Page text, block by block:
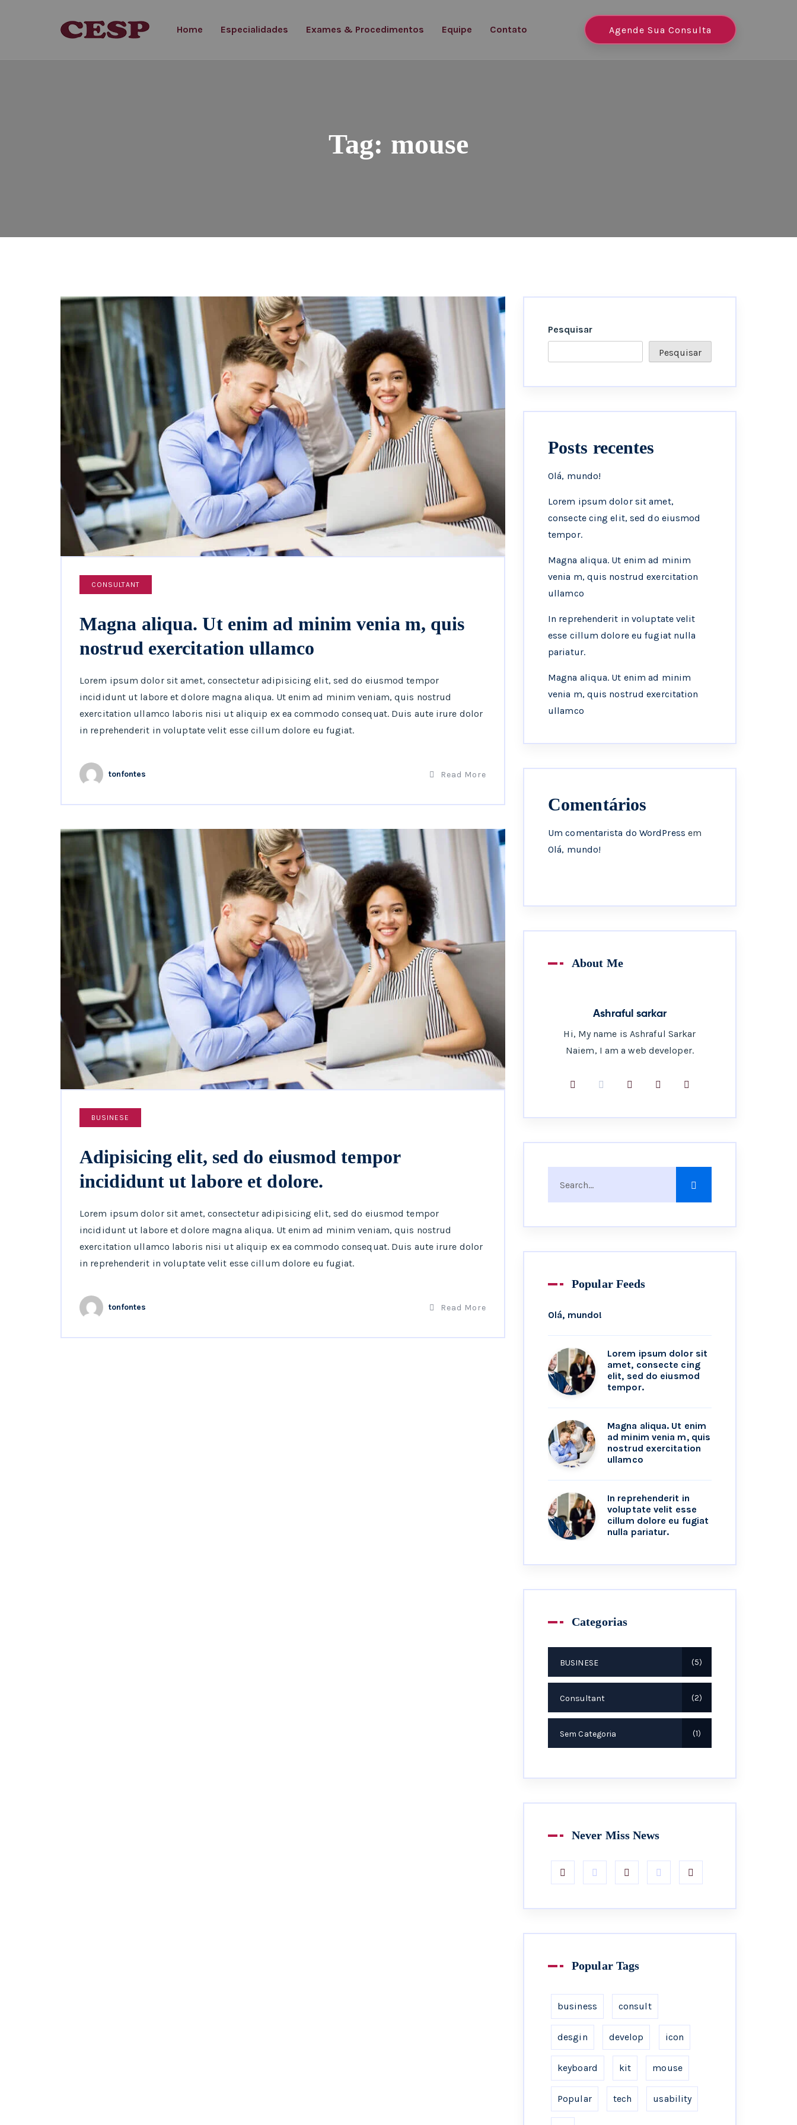
Home Especialidades Exames & Procedimentos Equipe Contato Agende Sua Consulta
Tag: mouse
CONSULTANT
Magna aliqua. Ut enim ad minim venia m, quis
nostrud exercitation ullamco
Lorem ipsum dolor sit amet, consectetur adipisicing elit, sed do eiusmod tempor
incididunt ut labore et dolore magna aliqua. Ut enim ad minim veniam, quis nostrud
exercitation ullamco laboris nisi ut aliquip ex ea commodo consequat. Duis aute irure dolor
in reprehenderit in voluptate velit esse cillum dolore eu fugiat.
tonfontes Read More
BUSINESE
Adipisicing elit, sed do eiusmod tempor
incididunt ut labore et dolore.
Lorem ipsum dolor sit amet, consectetur adipisicing elit, sed do eiusmod tempor
incididunt ut labore et dolore magna aliqua. Ut enim ad minim veniam, quis nostrud
exercitation ullamco laboris nisi ut aliquip ex ea commodo consequat. Duis aute irure dolor
in reprehenderit in voluptate velit esse cillum dolore eu fugiat.
tonfontes Read More
Pesquisar
Pesquisar
Posts recentes
Olá, mundo!
Lorem ipsum dolor sit amet,
consecte cing elit, sed do eiusmod
tempor.
Magna aliqua. Ut enim ad minim
venia m, quis nostrud exercitation
ullamco
In reprehenderit in voluptate velit
esse cillum dolore eu fugiat nulla
pariatur.
Magna aliqua. Ut enim ad minim
venia m, quis nostrud exercitation
ullamco
Comentários
Um comentarista do WordPress em
Olá, mundo!
About Me
Ashraful sarkar
Hi, My name is Ashraful Sarkar
Naiem, I am a web developer.
Popular Feeds
Olá, mundo!
Lorem ipsum dolor sit
amet, consecte cing
elit, sed do eiusmod
tempor.
Magna aliqua. Ut enim
ad minim venia m, quis
nostrud exercitation
ullamco
In reprehenderit in
voluptate velit esse
cillum dolore eu fugiat
nulla pariatur.
Categorias
BUSINESE 5
Consultant 2
Sem Categoria 1
Never Miss News
Popular Tags
business consult
desgin develop icon
keyboard kit mouse
Popular tech usability